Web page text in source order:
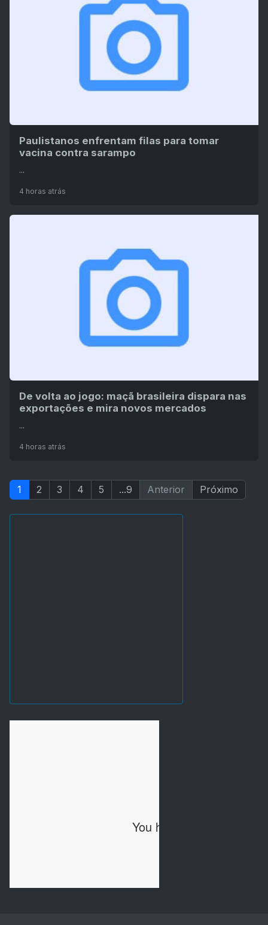
Paulistanos enfrentam filas para tomar
vacina contra sarampo
...
4 horas atrás
De volta ao jogo: maçã brasileira dispara nas
exportações e mira novos mercados
...
4 horas atrás
1 2 3 4 5 ...9 Anterior Próximo